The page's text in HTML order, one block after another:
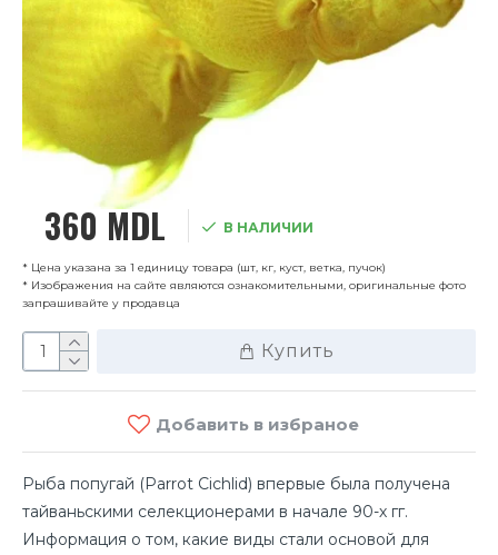
360 MDL В НАЛИЧИИ
* Цена указана за 1 единицу товара (шт, кг, куст, ветка, пучок)
* Изображения на сайте являются ознакомительными, оригинальные фото
запрашивайте у продавца
Купить
Добавить в избраное
Рыба попугай (Parrot Cichlid) впервые была получена
тайваньскими селекционерами в начале 90-х гг.
Информация о том, какие виды стали основой для